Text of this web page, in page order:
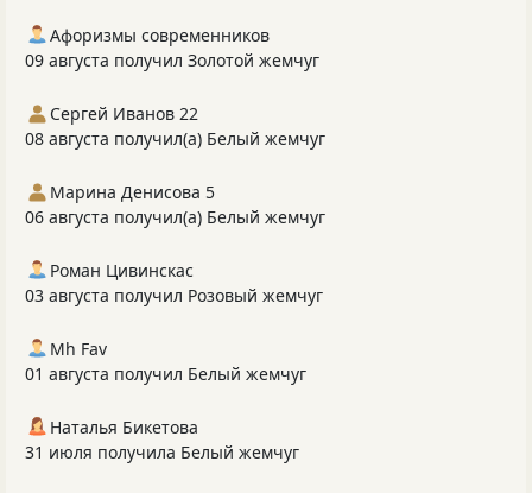
Афоризмы современников
09 августа получил Золотой жемчуг
Сергей Иванов 22
08 августа получил(а) Белый жемчуг
Марина Денисова 5
06 августа получил(а) Белый жемчуг
Роман Цивинскас
03 августа получил Розовый жемчуг
Mh Fav
01 августа получил Белый жемчуг
Наталья Бикетова
31 июля получила Белый жемчуг